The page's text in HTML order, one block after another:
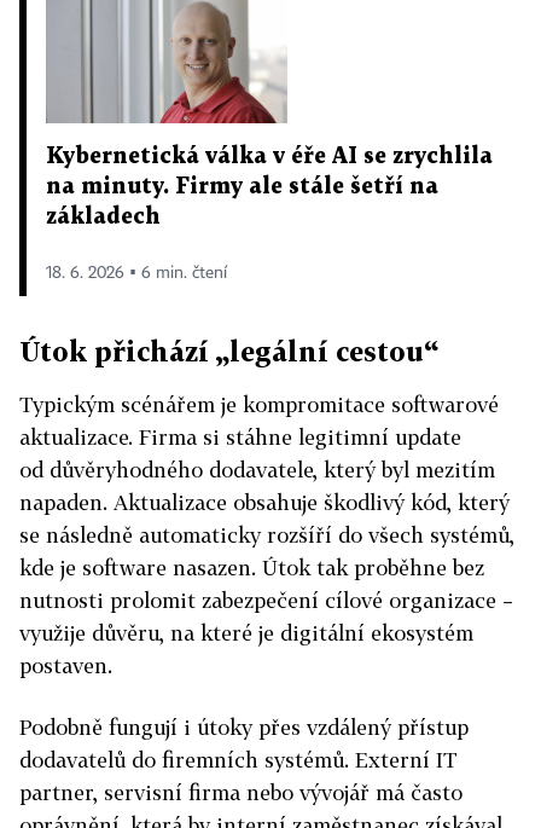
Kybernetická válka v éře AI se zrychlila
na minuty. Firmy ale stále šetří na
základech
18. 6. 2026 ▪ 6 min. čtení
Útok přichází „legální cestou“
Typickým scénářem je kompromitace softwarové
aktualizace. Firma si stáhne legitimní update
od důvěryhodného dodavatele, který byl mezitím
napaden. Aktualizace obsahuje škodlivý kód, který
se následně automaticky rozšíří do všech systémů,
kde je software nasazen. Útok tak proběhne bez
nutnosti prolomit zabezpečení cílové organizace –
využije důvěru, na které je digitální ekosystém
postaven.
Podobně fungují i útoky přes vzdálený přístup
dodavatelů do firemních systémů. Externí IT
partner, servisní firma nebo vývojář má často